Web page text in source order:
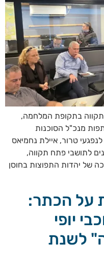
תקווה בתקופת המלחמה,
מנכ"ל הסוכנות
טרור, איילת נחמיאס
לתושבי פתח תקווה,
של יהדות התפוצות בחוסן
על הכתר:
ב-5 כוכבי יופי
לשנת